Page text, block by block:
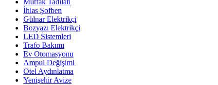
İhlas Şofben
Gülnar Elektrikçi
Bozyazı Elektrikçi
LED Sistemleri
Trafo Bakımı
Ev Otomasyonu
Ampul Değişimi
Otel Aydınlatma
Yenişehir Avize